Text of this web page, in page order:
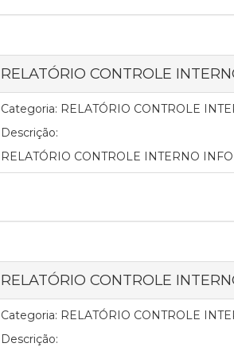
RELATÓRIO CONTROLE
Categoria: RELATÓRIO CONTROLE
Descrição:
RELATÓRIO CONTROLE INTERNO
RELATÓRIO CONTROLE
Categoria: RELATÓRIO CONTROLE
Descrição: